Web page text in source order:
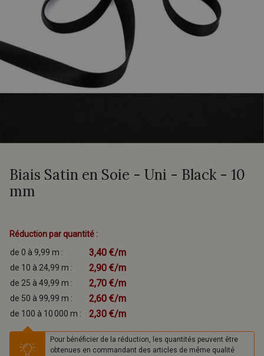
Biais Satin en Soie - Uni - Black - 10
mm
Réduction par quantité :
de 0 à 9,99 m :
3,40 €/m
de 10 à 24,99 m : 2,90 €/m
de 25 à 49,99 m : 2,70 €/m
de 50 à 99,99 m : 2,60 €/m
de 100 à 10 000 m : 2,30 €/m
Pour bénéficier de la réduction, les quantités peuvent être
obtenues en commandant des articles de même qualité